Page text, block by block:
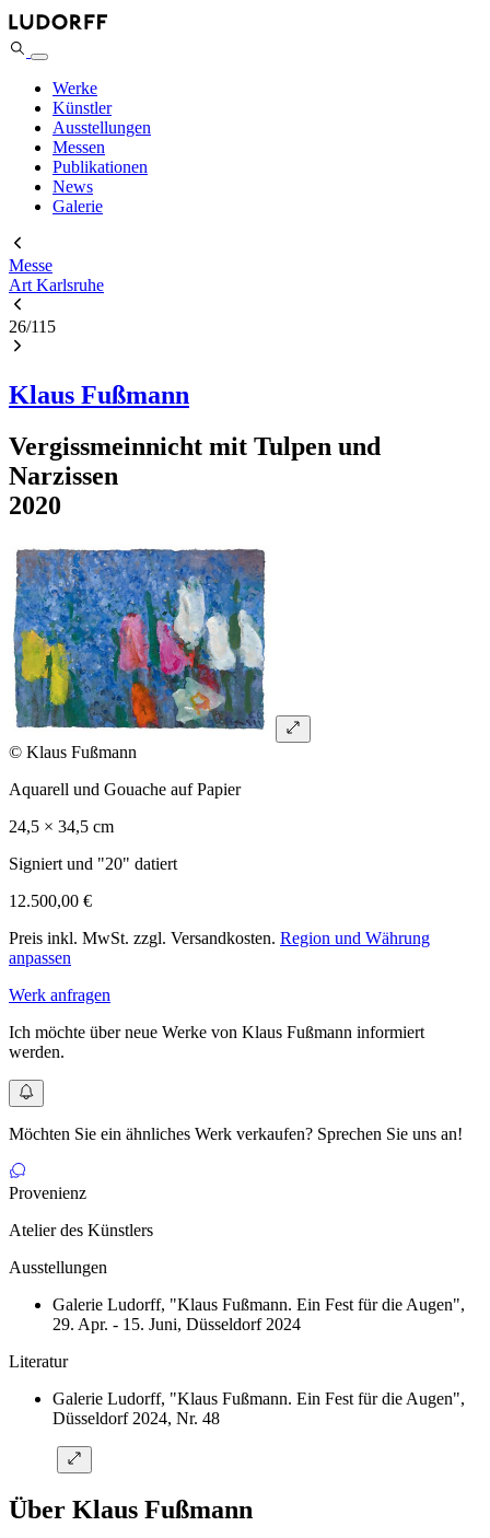
Werke
Künstler
Ausstellungen
Messen
Publikationen
News
Galerie
Messe
Art Karlsruhe
26/115
Klaus Fußmann
Vergissmeinnicht mit Tulpen und
Narzissen
2020
© Klaus Fußmann
Aquarell und Gouache auf Papier
24,5 × 34,5 cm
Signiert und "20" datiert
12.500,00 €
Preis inkl. MwSt. zzgl. Versandkosten. Region und Währung
anpassen
Werk anfragen
Ich möchte über neue Werke von Klaus Fußmann informiert
werden.
Möchten Sie ein ähnliches Werk verkaufen? Sprechen Sie uns an!
Provenienz
Atelier des Künstlers
Ausstellungen
Galerie Ludorff, "Klaus Fußmann. Ein Fest für die Augen",
29. Apr. - 15. Juni, Düsseldorf 2024
Literatur
Galerie Ludorff, "Klaus Fußmann. Ein Fest für die Augen",
Düsseldorf 2024, Nr. 48
Über Klaus Fußmann